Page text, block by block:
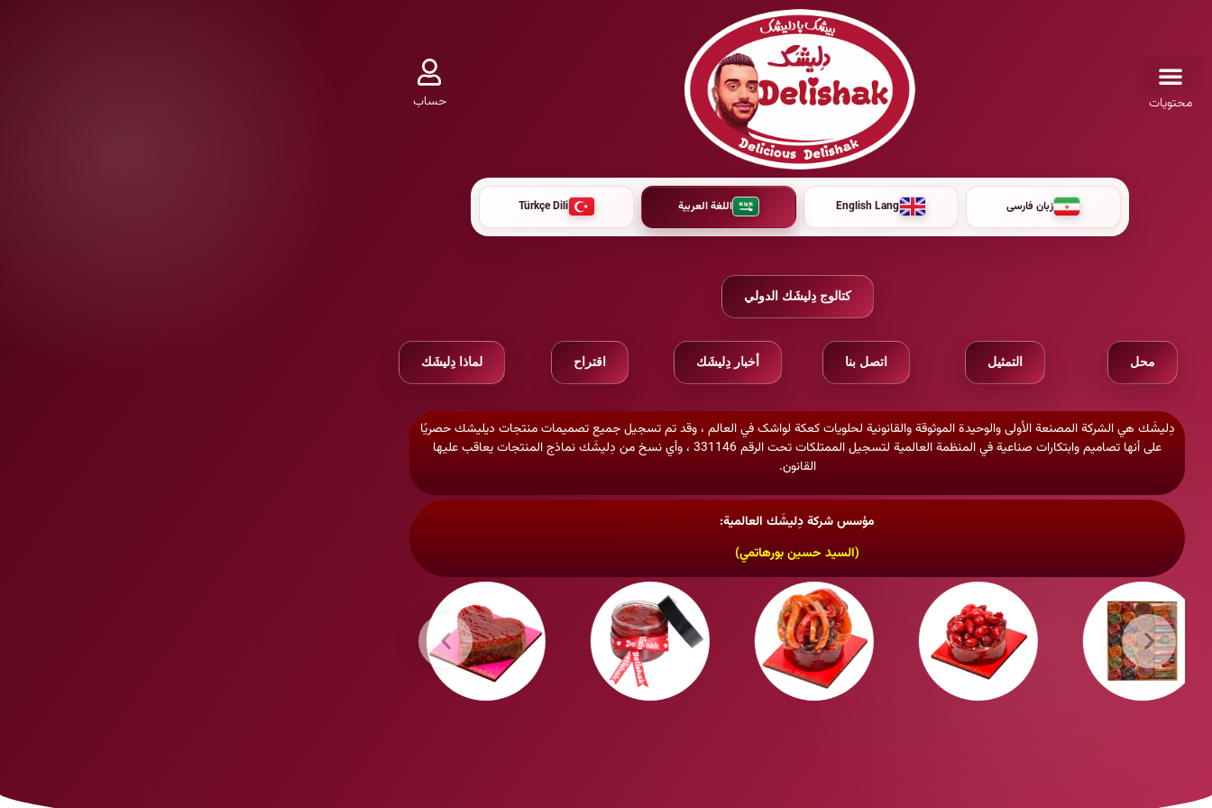
محتويات حساب
زبان فارسی English Lang اللغة العربية Türkçe Dili
كتالوج دِليشَك الدولي
محل التمثيل اتصل بنا أخبار دِليشَك اقتراح لماذا دِليشَك
دِليشَك هي الشركة المصنعة الأولى والوحيدة الموثوقة والقانونية لحلويات كعكة لواشک في العالم ، وقد تم تسجيل جميع تصميمات منتجات ديليشك حصريًا
على أنها تصاميم وابتكارات صناعية في المنظمة العالمية لتسجيل الممتلكات تحت الرقم 331146 ، وأي نسخ من دِليشَك نماذج المنتجات يعاقب عليها
القانون.
مؤسس شركة دِليشَك العالمية:
(السيد حسين بورهاتمي)